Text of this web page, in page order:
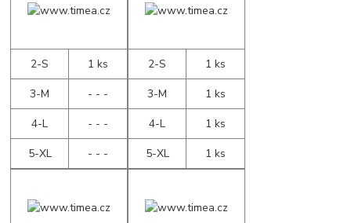
2-S
1 ks
3-M
- - -
4-L
- - -
5-XL
- - -
2-S
1 ks
3-M
1 ks
4-L
1 ks
5-XL
1 ks